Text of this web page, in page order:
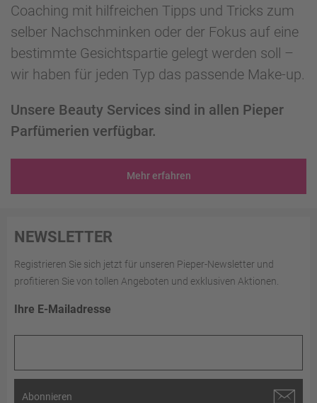
Coaching mit hilfreichen Tipps und Tricks zum
selber Nachschminken oder der Fokus auf eine
bestimmte Gesichtspartie gelegt werden soll –
wir haben für jeden Typ das passende Make-up.
Unsere Beauty Services sind in allen Pieper
Parfümerien verfügbar.
Mehr erfahren
NEWSLETTER
Registrieren Sie sich jetzt für unseren Pieper-Newsletter und
profitieren Sie von tollen Angeboten und exklusiven Aktionen.
Ihre E-Mailadresse
Abonnieren